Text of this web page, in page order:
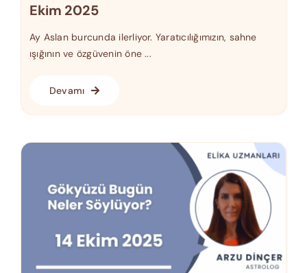
Ekim 2025
Ay Aslan burcunda ilerliyor. Yaratıcılığımızın, sahne
ışığının ve özgüvenin öne ...
Devamı